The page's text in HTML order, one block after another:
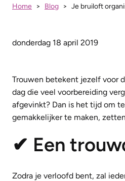
Home Blog Je bruiloft
donderdag 18 april 2019
Trouwen betekent jezelf voor
dag die veel voorbereiding
afgevinkt? Dan is het tijd om
gemakkelijker te maken,
✔ Een
Zodra je verloofd bent, zal